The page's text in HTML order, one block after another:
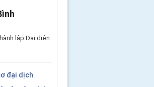
lập Đại diện
đại dịch